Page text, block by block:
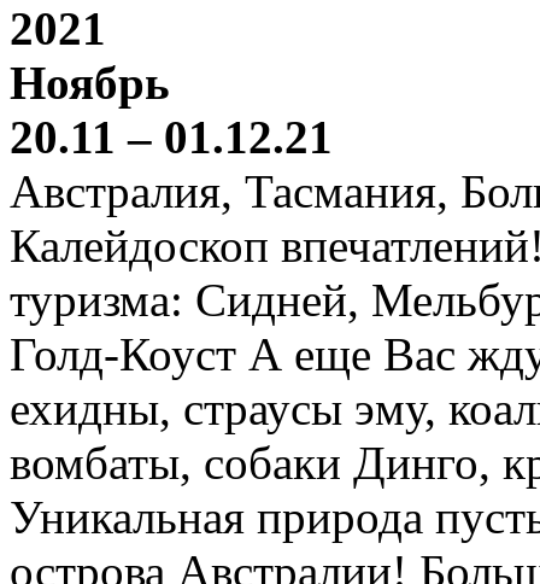
2021
Ноябрь
20.11 – 01.12.21
Австралия, Тасмания,
Калейдоскоп
туризма: Сидней,
Голд-Коуст А еще Вас
ехидны, страусы эму,
вомбаты, собаки Динго,
Уникальная природа
острова Австралии!